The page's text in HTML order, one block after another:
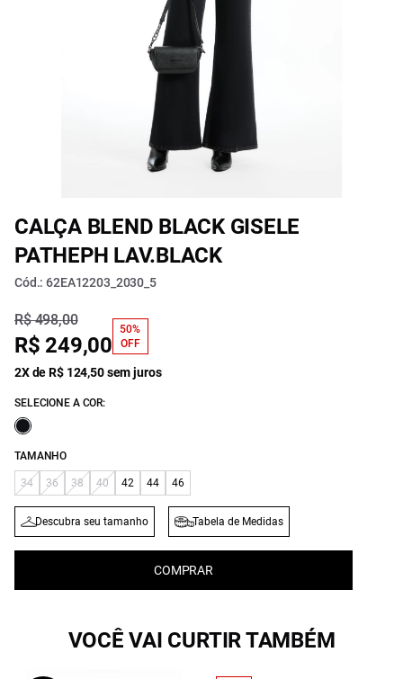
CALÇA BLEND BLACK GISELE
PATHEPH LAV.BLACK
Cód.: 62EA12203_2030_5
R$ 498,00
R$ 249,00
50%
OFF
2X de R$ 124,50 sem juros
SELECIONE A COR:
TAMANHO
34 36 38 40 42 44 46
Descubra seu tamanho Tabela de Medidas
COMPRAR
VOCÊ VAI CURTIR TAMBÉM